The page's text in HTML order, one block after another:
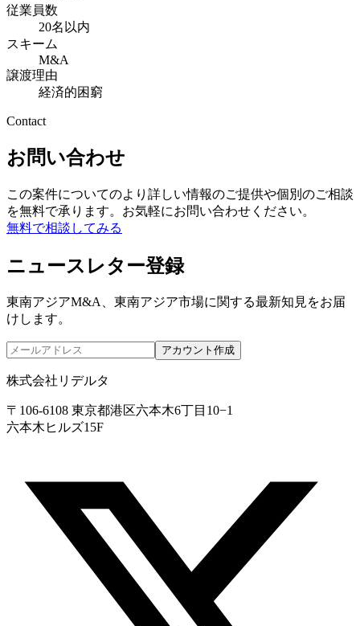
従業員数
20名以内
スキーム
M&A
譲渡理由
経済的困窮
Contact
お問い合わせ
この案件についてのより詳しい情報のご提供や個別のご相談
を無料で承ります。お気軽にお問い合わせください。
無料で相談してみる
ニュースレター登録
東南アジアM&A、東南アジア市場に関する最新知見をお届
けします。
アカウント作成
株式会社リデルタ
〒106-6108 東京都港区六本木6丁目10−1
六本木ヒルズ15F